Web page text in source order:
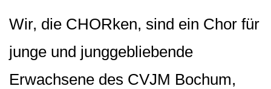
Wir, die CHORken, sind ein Chor für
junge und junggebliebende
Erwachsene des CVJM Bochum,